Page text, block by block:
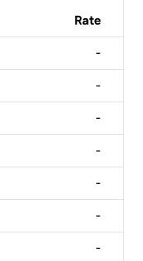
Rate
-
-
-
-
-
-
-